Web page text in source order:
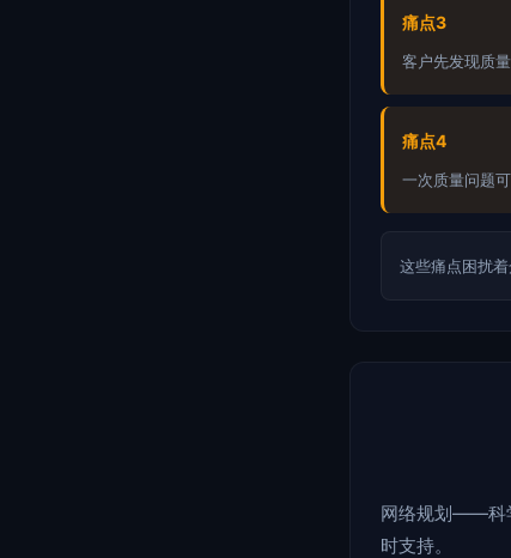
痛点3
客户先发现质
痛点4
一次质量问题
这些痛点困扰
网络规划——科
时支持。